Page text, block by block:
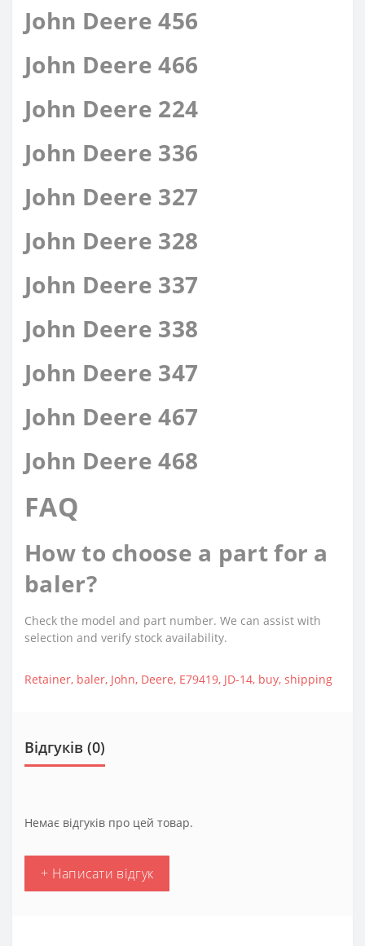
John Deere 456
John Deere 466
John Deere 224
John Deere 336
John Deere 327
John Deere 328
John Deere 337
John Deere 338
John Deere 347
John Deere 467
John Deere 468
FAQ
How to choose a part for a
baler?
Check the model and part number. We can assist with
selection and verify stock availability.
Retainer, baler, John, Deere, Е79419, JD-14, buy, shipping
Відгуків (0)
Немає відгуків про цей товар.
+ Написати відгук